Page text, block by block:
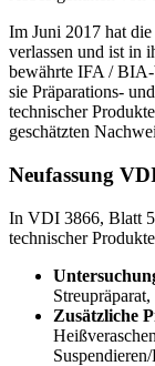
Im Juni 2017 hat
verlassen und ist in
bewährte IFA /
sie Präparations-
technischer
geschätzten
Neufassung
In VDI 3866, Blatt
technischer
Zusätzliche